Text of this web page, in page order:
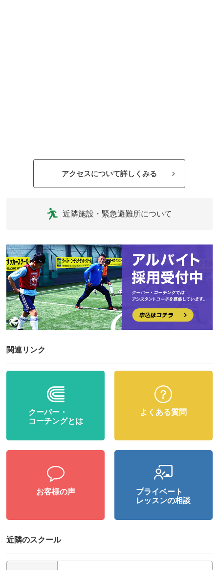
アクセスについて詳しくみる
近隣施設・緊急避難所について
関連リンク
クーバー・
コーチングとは
よくある質問
お客様の声
プライベート
レッスンの相談
近隣のスクール